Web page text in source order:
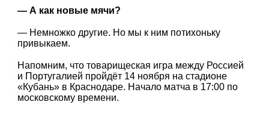
— А как новые мячи?
— Немножко другие. Но мы к ним потихоньку
привыкаем.
Напомним, что товарищеская игра между Россией
и Португалией пройдёт 14 ноября на стадионе
«Кубань» в Краснодаре. Начало матча в 17:00 по
московскому времени.